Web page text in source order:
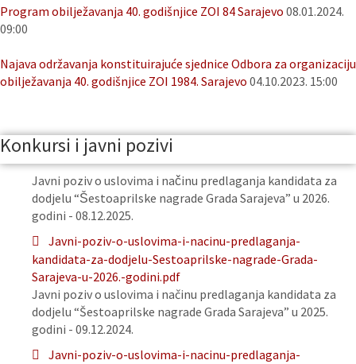
Program obilježavanja 40. godišnjice ZOI 84 Sarajevo 08.01.2024.
09:00
Najava održavanja konstituirajuće sjednice Odbora za organizaciju
obilježavanja 40. godišnjice ZOI 1984. Sarajevo 04.10.2023. 15:00
Konkursi i javni pozivi
Javni poziv o uslovima i načinu predlaganja kandidata za
dodjelu “Šestoaprilske nagrade Grada Sarajeva” u 2026.
godini - 08.12.2025.
Javni-poziv-o-uslovima-i-nacinu-predlaganja-
kandidata-za-dodjelu-Sestoaprilske-nagrade-Grada-
Sarajeva-u-2026.-godini.pdf
Javni poziv o uslovima i načinu predlaganja kandidata za
dodjelu “Šestoaprilske nagrade Grada Sarajeva” u 2025.
godini - 09.12.2024.
Javni-poziv-o-uslovima-i-nacinu-predlaganja-